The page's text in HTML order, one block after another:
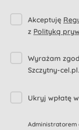
Akceptuję
z Polityką
Wyrażam
Szczytny-cel.pl.
Ukryj wpłatę
Administratorem